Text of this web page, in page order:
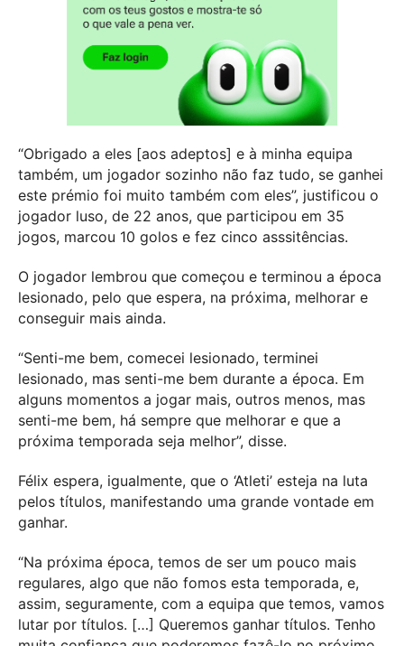
“Obrigado a eles [aos adeptos] e à minha equipa
também, um jogador sozinho não faz tudo, se ganhei
este prémio foi muito também com eles”, justificou o
jogador luso, de 22 anos, que participou em 35
jogos, marcou 10 golos e fez cinco asssitências.
O jogador lembrou que começou e terminou a época
lesionado, pelo que espera, na próxima, melhorar e
conseguir mais ainda.
“Senti-me bem, comecei lesionado, terminei
lesionado, mas senti-me bem durante a época. Em
alguns momentos a jogar mais, outros menos, mas
senti-me bem, há sempre que melhorar e que a
próxima temporada seja melhor”, disse.
Félix espera, igualmente, que o ‘Atleti’ esteja na luta
pelos títulos, manifestando uma grande vontade em
ganhar.
“Na próxima época, temos de ser um pouco mais
regulares, algo que não fomos esta temporada, e,
assim, seguramente, com a equipa que temos, vamos
lutar por títulos. […] Queremos ganhar títulos. Tenho